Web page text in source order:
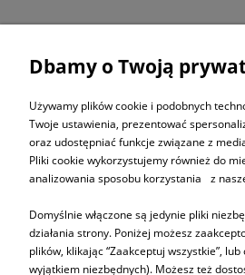
ZAPISZ
Informacje
Dbamy o Twoją
Używamy plików cookie i podobnych
Twoje ustawienia, prezentować
oraz udostępniać funkcje związane z
Pliki cookie wykorzystujemy również do
analizowania sposobu korzystania z
Domyślnie włączone są jedynie pliki
działania strony. Poniżej możesz
plików, klikając “Zaakceptuj wszystkie”,
wyjątkiem niezbędnych). Możesz też